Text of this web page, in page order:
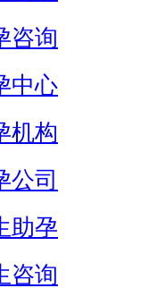
咨询
中心
机构
公司
助孕
咨询